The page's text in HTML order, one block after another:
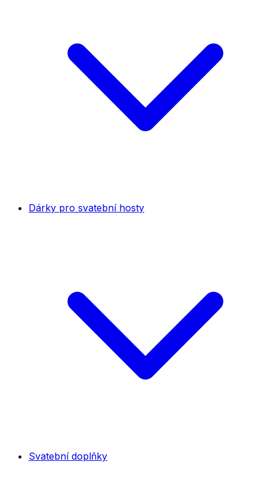
Dárky pro svatební hosty
Svatební doplňky